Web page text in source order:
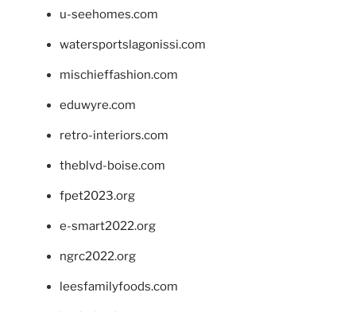
u-seehomes.com
watersportslagonissi.com
mischieffashion.com
eduwyre.com
retro-interiors.com
theblvd-boise.com
fpet2023.org
e-smart2022.org
ngrc2022.org
leesfamilyfoods.com